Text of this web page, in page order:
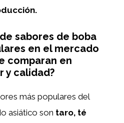
sabores de boba
en el mercado
comparan en
y calidad?
más populares del
asiático son taro, té